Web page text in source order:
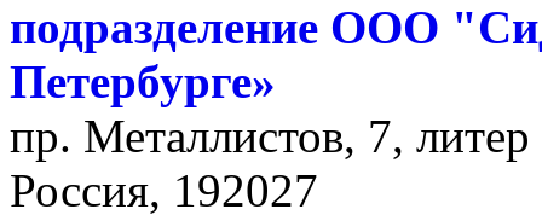
подразделение ООО
Петербурге»
пр. Металлистов, 7,
Россия, 192027